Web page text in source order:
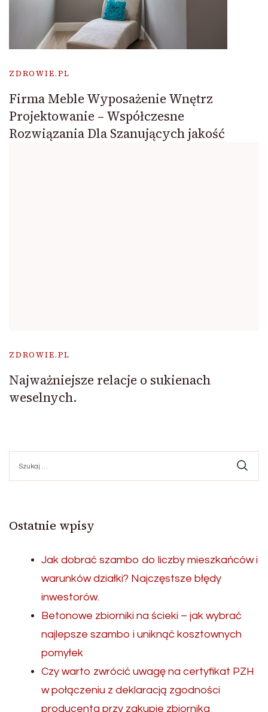
ZDROWIE.PL
Firma Meble Wyposażenie Wnętrz
Projektowanie – Współczesne
Rozwiązania Dla Szanujących jakość
ZDROWIE.PL
Najważniejsze relacje o sukienach
weselnych.
Ostatnie wpisy
Jak dobrać szambo do liczby mieszkańców i
warunków działki? Najczęstsze błędy
inwestorów.
Betonowe zbiorniki na ścieki – jak wybrać
najlepsze szambo i uniknąć kosztownych
pomyłek
Czy warto zwrócić uwagę na certyfikat PZH
w połączeniu z deklaracją zgodności
producenta przy zakupie zbiornika